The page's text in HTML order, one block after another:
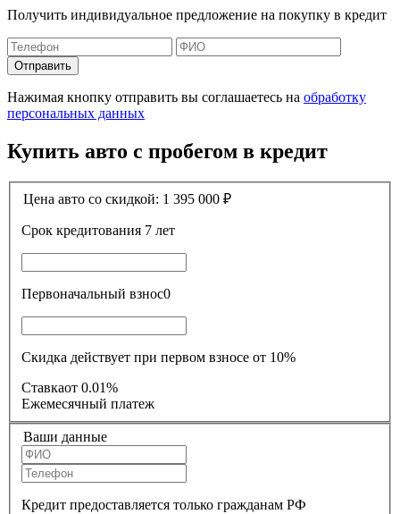
Получить индивидуальное предложение на покупку в кредит
Отправить
Нажимая кнопку отправить вы соглашаетесь на обработку
персональных данных
Купить авто с пробегом в кредит
Цена авто со скидкой: 1 395 000 ₽
Срок кредитования 7 лет
Первоначальный взнос0
Скидка действует при первом взносе от 10%
Ставкаот 0.01%
Ежемесячный платеж
Ваши данные
Кредит предоставляется только гражданам РФ